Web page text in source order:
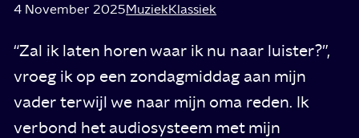
4 November 2025MuziekKlassiek
“Zal ik laten horen waar ik nu naar luister?”,
vroeg ik op een zondagmiddag aan mijn
vader terwijl we naar mijn oma reden. Ik
verbond het audiosysteem met mijn